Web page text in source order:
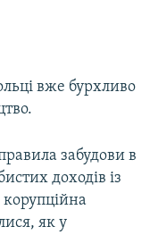
вже бурхливо
забудови в
доходів із
як у